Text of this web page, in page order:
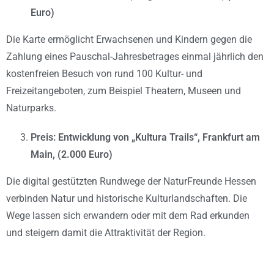
Euro)
Die Karte ermöglicht Erwachsenen und Kindern gegen die
Zahlung eines Pauschal-Jahresbetrages einmal jährlich den
kostenfreien Besuch von rund 100 Kultur- und
Freizeitangeboten, zum Beispiel Theatern, Museen und
Naturparks.
Preis: Entwicklung von „Kultura Trails“, Frankfurt am
Main, (2.000 Euro)
Die digital gestützten Rundwege der NaturFreunde Hessen
verbinden Natur und historische Kulturlandschaften. Die
Wege lassen sich erwandern oder mit dem Rad erkunden
und steigern damit die Attraktivität der Region.